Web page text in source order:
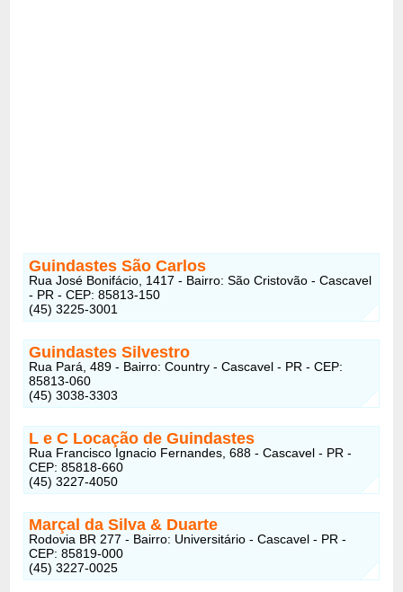
Guindastes São Carlos
Rua José Bonifácio, 1417 - Bairro: São Cristovão - Cascavel
- PR - CEP: 85813-150
(45) 3225-3001
Guindastes Silvestro
Rua Pará, 489 - Bairro: Country - Cascavel - PR - CEP:
85813-060
(45) 3038-3303
L e C Locação de Guindastes
Rua Francisco Ignacio Fernandes, 688 - Cascavel - PR -
CEP: 85818-660
(45) 3227-4050
Marçal da Silva & Duarte
Rodovia BR 277 - Bairro: Universitário - Cascavel - PR -
CEP: 85819-000
(45) 3227-0025